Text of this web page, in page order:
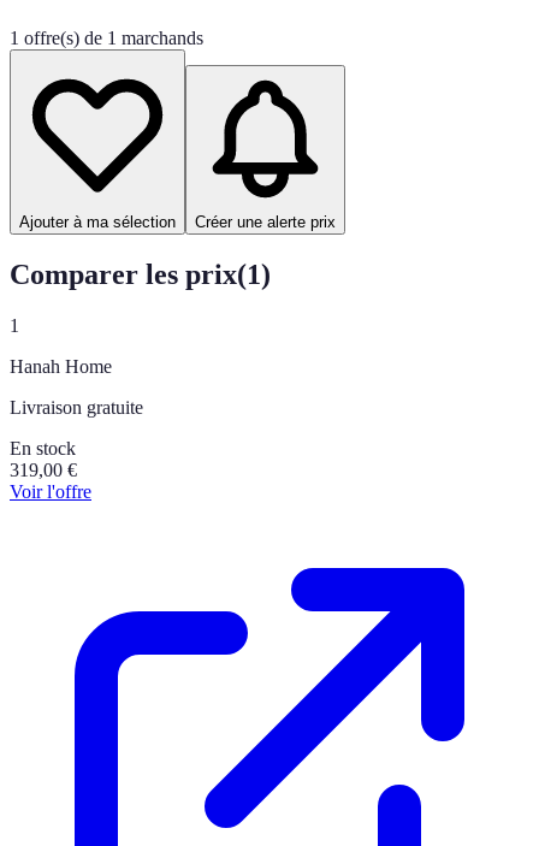
1 offre(s) de 1 marchands
Ajouter à ma sélection Créer une alerte prix
Comparer les prix(1)
1
Hanah Home
Livraison gratuite
En stock
319,00 €
Voir l'offre